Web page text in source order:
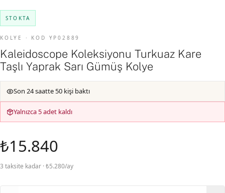
STOKTA
KOLYE · KOD YP02889
Kaleidoscope Koleksiyonu Turkuaz Kare
Taşlı Yaprak Sarı Gümüş Kolye
Son 24 saatte 50 kişi baktı
Yalnızca 5 adet kaldı
₺15.840
3 taksite kadar · ₺5.280/ay